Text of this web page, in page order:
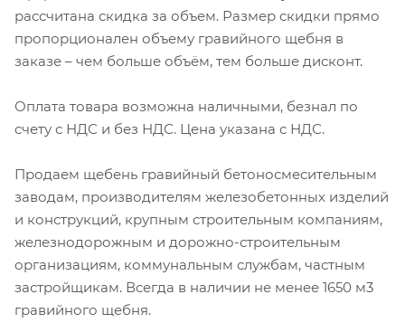
рассчитана скидка за объем. Размер скидки прямо
пропорционален объему гравийного щебня в
заказе – чем больше объём, тем больше дисконт.
Оплата товара возможна наличными, безнал по
счету с НДС и без НДС. Цена указана с НДС.
Продаем щебень гравийный бетоносмесительным
заводам, производителям железобетонных изделий
и конструкций, крупным строительным компаниям,
железнодорожным и дорожно-строительным
организациям, коммунальным службам, частным
застройщикам. Всегда в наличии не менее 1650 м3
гравийного щебня.